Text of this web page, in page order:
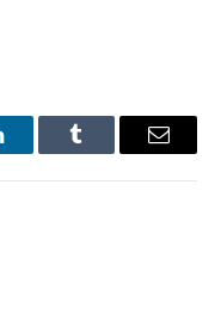
Tumblr Email